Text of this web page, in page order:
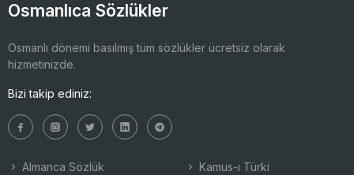
Osmanlıca Sözlükler
Osmanlı dönemi basılmış tüm sözlükler ücretsiz olarak
hizmetinizde.
Bizi takip ediniz:
Almanca Sözlük Kamus-ı Türki